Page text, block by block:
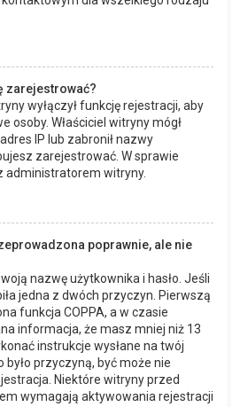
zarejestrować?
wyłączył funkcję rejestracji, aby
osoby. Właściciel witryny mógł
IP lub zabronił nazwy
zarejestrować. W sprawie
administratorem witryny.
poprawnie, ale nie
nazwę użytkownika i hasło. Jeśli
jedna z dwóch przyczyn. Pierwszą
funkcja COPPA, a w czasie
informacja, że masz mniej niż 13
instrukcje wysłane na twój
było przyczyną, być może nie
Niektóre witryny przed
wymagają aktywowania rejestracji